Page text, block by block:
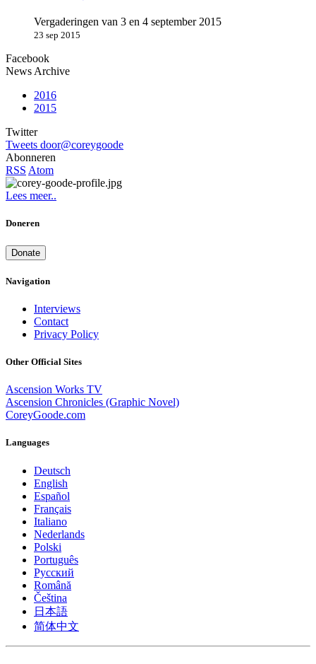
Vergaderingen van 3 en 4 september 2015
23 sep 2015
Facebook
News Archive
2016
2015
Twitter
Tweets door@coreygoode
Abonneren
RSS Atom
Lees meer..
Doneren
Donate
Navigation
Interviews
Contact
Privacy Policy
Other Official Sites
Ascension Works TV
Ascension Chronicles (Graphic Novel)
CoreyGoode.com
Languages
Deutsch
English
Español
Français
Italiano
Nederlands
Polski
Português
Pусский
Română
Čeština
日本語
简体中文